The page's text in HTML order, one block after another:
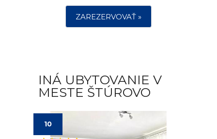
ZAREZERVOVAŤ »
INÁ UBYTOVANIE V
MESTE ŠTÚROVO
10